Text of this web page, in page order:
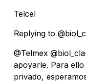
Telcel
Replying to
@Telmex
apoyarle. Para
privado,